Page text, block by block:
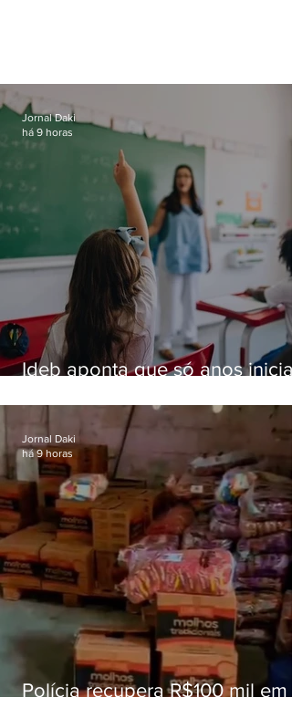
Ideb aponta que só anos
educação
Jornal Daki
há 9 horas
Polícia recupera R$100 mil em
Jornal Daki
há 9 horas